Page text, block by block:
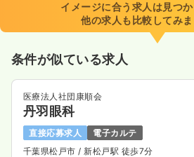
イメージに合う求人は見つ
他の求人も比較してみま
条件が似ている求人
医療法人社団康順会
丹羽眼科
直接応募求人
電子カルテ
千葉県松戸市 / 新松戸駅 徒歩7分